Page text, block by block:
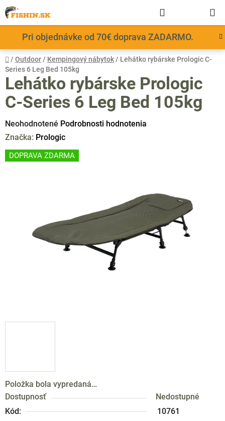
Prejsť
na
obsah
Pri objednávke od 70€ doprava ZADARMO.
KOŠÍK
Domov
/ Outdoor / Kempingový nábytok / Lehátko rybárske Prologic C-
Series 6 Leg Bed 105kg
Položka bola vypredaná…
Dostupnosť
Nedostupné
Kód:
10761
Lehátko rybárske Prologic
C-Series 6 Leg Bed 105kg
Priemerné
hodnotenie
produktu
je
Neohodnotené Podrobnosti hodnotenia
Značka: Prologic
DOPRAVA ZDARMA